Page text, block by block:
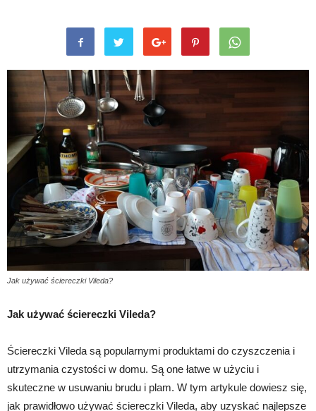
Jak używać ściereczki Vileda?
Jak używać ściereczki Vileda?
Ściereczki Vileda są popularnymi produktami do czyszczenia i
utrzymania czystości w domu. Są one łatwe w użyciu i
skuteczne w usuwaniu brudu i plam. W tym artykule dowiesz się,
jak prawidłowo używać ściereczki Vileda, aby uzyskać najlepsze